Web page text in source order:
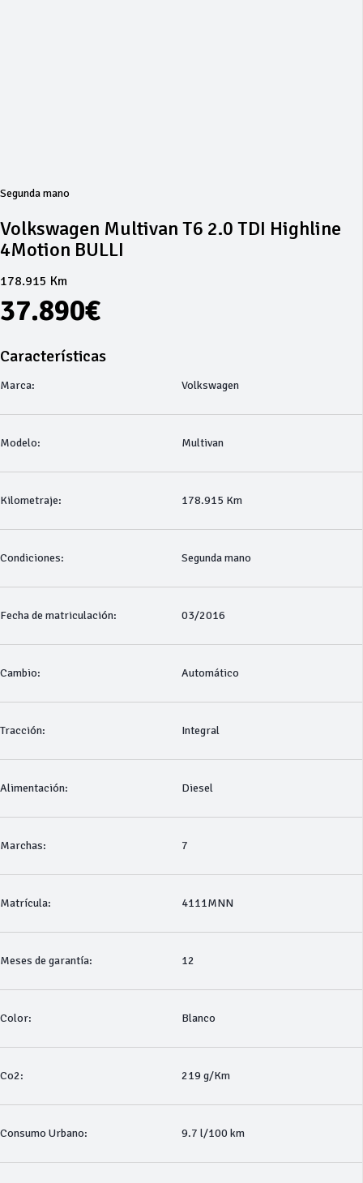
Segunda mano
Volkswagen Multivan T6 2.0 TDI Highline
4Motion BULLI
178.915 Km
37.890€
Características
Marca: Volkswagen
Modelo: Multivan
Kilometraje: 178.915 Km
Condiciones: Segunda mano
Fecha de matriculación: 03/2016
Cambio: Automático
Tracción: Integral
Alimentación: Diesel
Marchas: 7
Matrícula: 4111MNN
Meses de garantía: 12
Color: Blanco
Co2: 219 g/Km
Consumo Urbano: 9.7 l/100 km